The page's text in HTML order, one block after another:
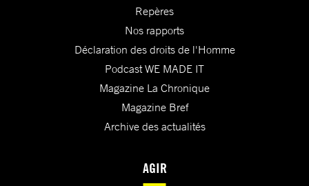
Repères
Nos rapports
Déclaration des droits de l'Homme
Podcast WE MADE IT
Magazine La Chronique
Magazine Bref
Archive des actualités
AGIR